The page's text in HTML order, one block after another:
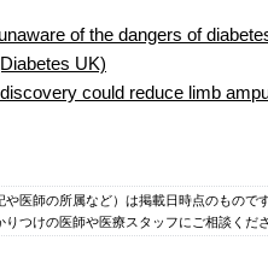
of the dangers of
UK)
could reduce limb
や医師の所属など）は掲載日時点のもの
つけの医師や医療スタッフにご相談くだ